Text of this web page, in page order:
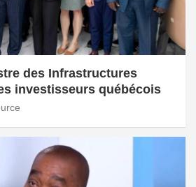
des Infrastructures
investisseurs québécois